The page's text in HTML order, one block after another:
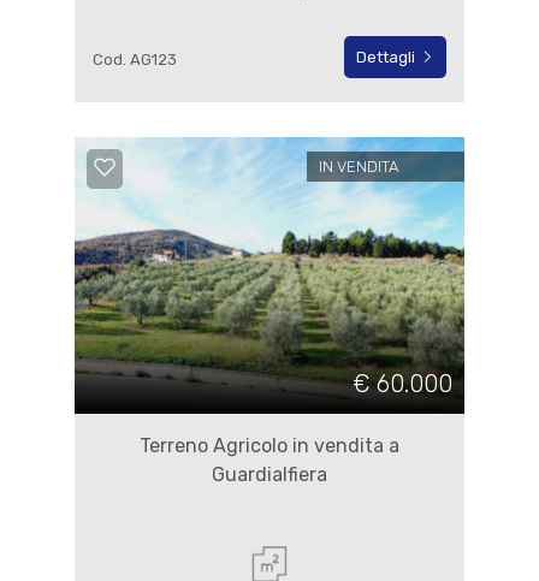
Cod. AG123 Dettagli
IN VENDITA
€ 60.000
Terreno Agricolo in vendita a
Guardialfiera